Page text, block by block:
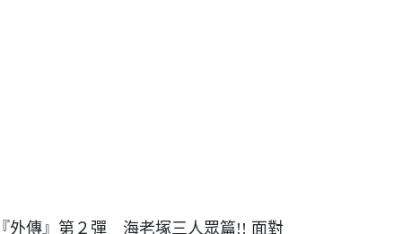
外傳』第２彈 海老塚三人眾篇!! 面對